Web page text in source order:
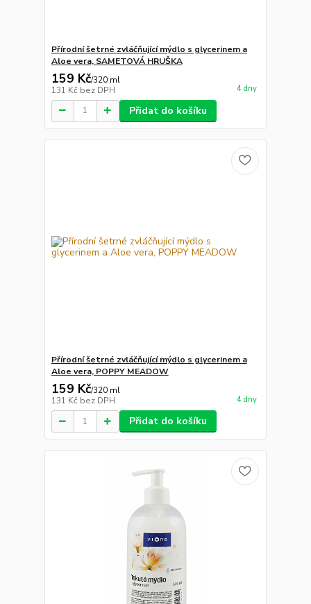
Přírodní šetrné zvláčňující mýdlo s glycerinem a
Aloe vera, SAMETOVÁ HRUŠKA
159 Kč/320 ml
131 Kč bez DPH 4 dny
Přidat do košíku
Přírodní šetrné zvláčňující mýdlo s glycerinem a
Aloe vera, POPPY MEADOW
159 Kč/320 ml
131 Kč bez DPH 4 dny
Přidat do košíku